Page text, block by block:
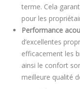
terme. Cela
pour les
Performance
d’excellentes
efficacement les
ainsi le confort
meilleure qualité